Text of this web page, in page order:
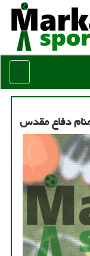
منو
دفاع مقدس